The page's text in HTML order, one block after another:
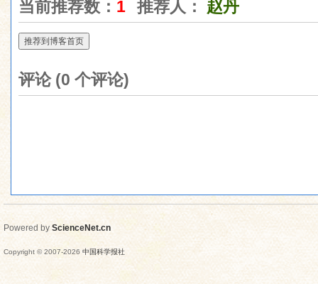
当前推荐数： 1 推荐人： 赵丹
推荐到博客首页
评论 (0 个评论)
Powered by ScienceNet.cn
Copyright © 2007-2026 中国科学报社